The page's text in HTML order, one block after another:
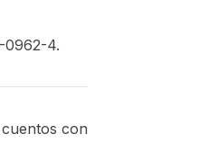
0962-4.
con